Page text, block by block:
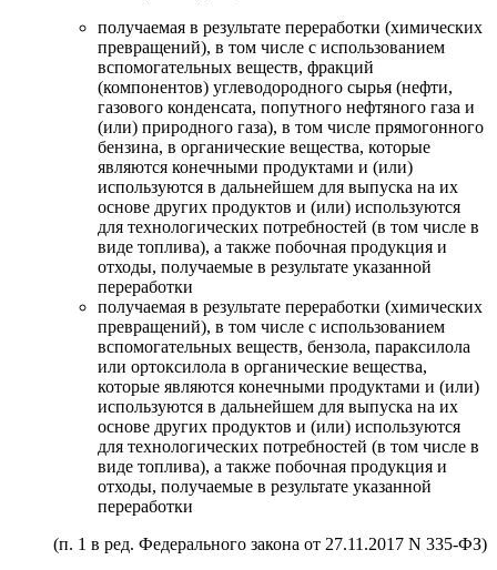
получаемая в результате переработки (химических
превращений), в том числе с использованием
вспомогательных веществ, фракций
(компонентов) углеводородного сырья (нефти,
газового конденсата, попутного нефтяного газа и
(или) природного газа), в том числе прямогонного
бензина, в органические вещества, которые
являются конечными продуктами и (или)
используются в дальнейшем для выпуска на их
основе других продуктов и (или) используются
для технологических потребностей (в том числе в
виде топлива), а также побочная продукция и
отходы, получаемые в результате указанной
переработки
получаемая в результате переработки (химических
превращений), в том числе с использованием
вспомогательных веществ, бензола, параксилола
или ортоксилола в органические вещества,
которые являются конечными продуктами и (или)
используются в дальнейшем для выпуска на их
основе других продуктов и (или) используются
для технологических потребностей (в том числе в
виде топлива), а также побочная продукция и
отходы, получаемые в результате указанной
переработки
(п. 1 в ред. Федерального закона от 27.11.2017 N 335-ФЗ)